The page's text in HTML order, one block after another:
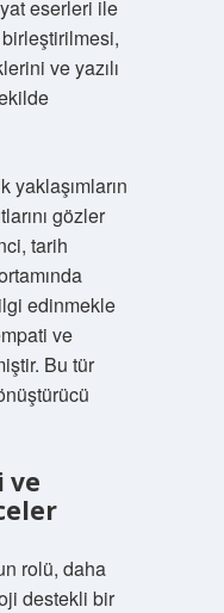
eserleri ile
birleştirilmesi,
ve yazılı
yaklaşımların
gözler
tarih
edinmekle
ve
Bu tür
ve
rolü, daha
destekli bir